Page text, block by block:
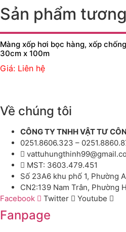
Sản phẩm
Màng xốp hơi bọc hàng, xốp
30cm x 100m
Giá: Liên hệ
Về chúng tôi
CÔNG TY TNHH VẬT TƯ
0251.8606.323 –
MST: 3603.479.451
Số 23A6 khu phố 1, Phường
CN2:139 Nam Trân, Phường
Facebook
Twitter Youtube
Fanpage